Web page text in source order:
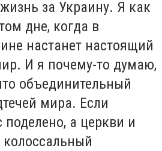
за Украину. Я как
дне, когда в
настанет настоящий
И я почему-то думаю,
объединительный
мира. Если
поделено, а церкви и